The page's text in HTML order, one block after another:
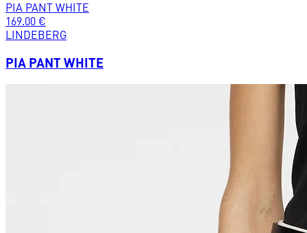
PIA PANT WHITE
169.00 €
LINDEBERG
PIA PANT WHITE